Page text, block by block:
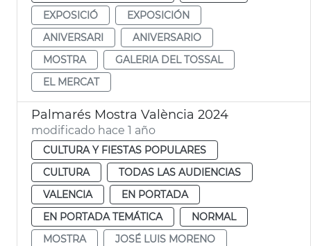
EXPOSICIÓ
EXPOSICIÓN
ANIVERSARI
ANIVERSARIO
MOSTRA
GALERIA DEL TOSSAL
EL MERCAT
Palmarés Mostra València 2024
modificado hace 1 año
CULTURA Y FIESTAS POPULARES
CULTURA
TODAS LAS AUDIENCIAS
VALENCIA
EN PORTADA
EN PORTADA TEMÁTICA
NORMAL
MOSTRA
JOSÉ LUIS MORENO